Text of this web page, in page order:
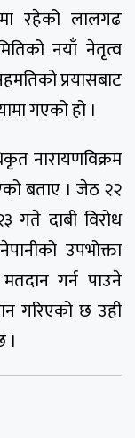
रहेको लालगढ
नयाँ नेतृत्व
प्रयासबाट
गएको हो ।
नारायणविक्रम
बताए । जेठ २२
गते दाबी विरोध
उपभोक्ता
गर्न पाउने
गरिएको छ उही
।